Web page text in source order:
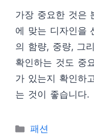
가장 중요한 것은
에 맞는 디자인을
의 함량, 중량, 그
확인하는 것도 중
가 있는지 확인하
는 것이 좋습니다.
카
패션